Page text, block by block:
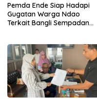
Pemda Ende Siap Hadapi
Gugatan Warga Ndao
Terkait Bangli Sempadan